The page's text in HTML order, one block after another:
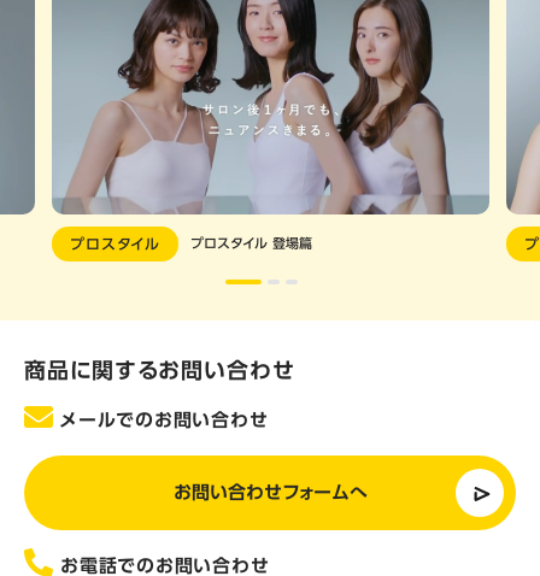
プロスタイル プロスタイル 登場篇
商品に関するお問い合わせ
メールでのお問い合わせ
お問い合わせフォームへ
お電話でのお問い合わせ